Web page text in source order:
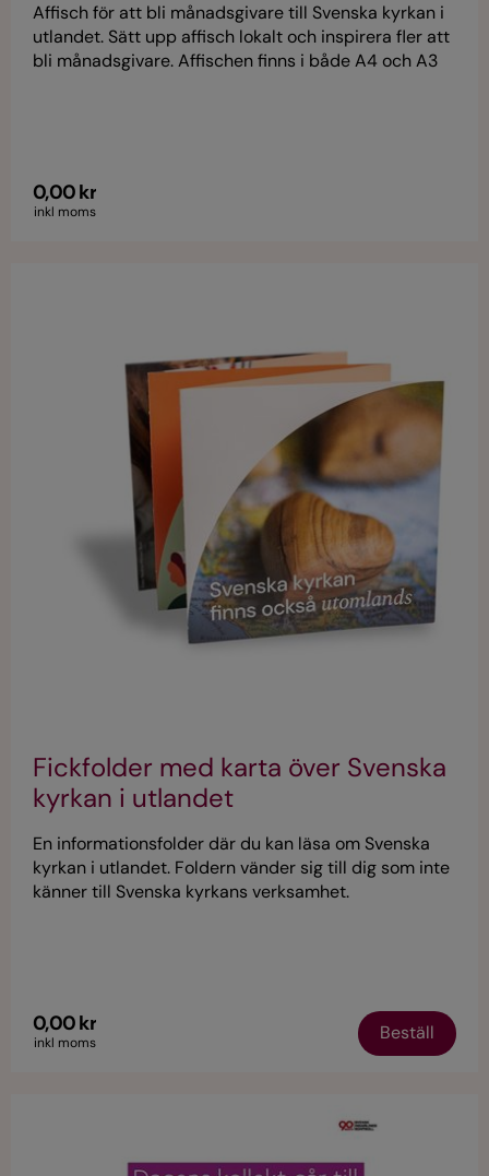
Affisch för att bli månadsgivare till Svenska kyrkan i
utlandet. Sätt upp affisch lokalt och inspirera fler att
bli månadsgivare. Affischen finns i både A4 och A3
0,00 kr
inkl moms
Fickfolder med karta över Svenska
kyrkan i utlandet
En informationsfolder där du kan läsa om Svenska
kyrkan i utlandet. Foldern vänder sig till dig som inte
känner till Svenska kyrkans verksamhet.
0,00 kr
inkl moms Beställ